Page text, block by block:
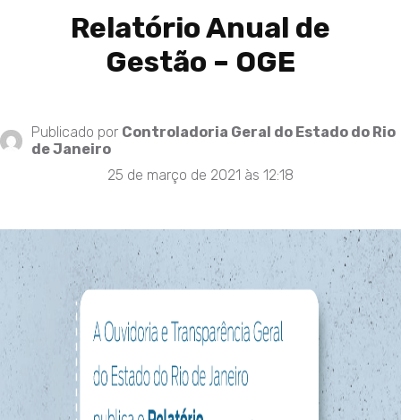
Relatório Anual de
Gestão – OGE
Publicado por Controladoria Geral do Estado do Rio
de Janeiro
25 de março de 2021 às 12:18